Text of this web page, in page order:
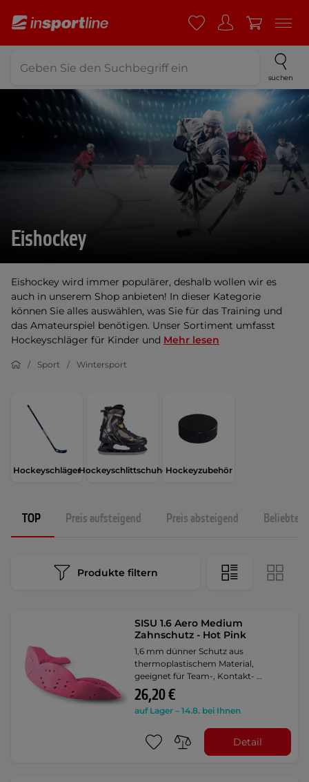
suchen
Eishockey
Eishockey wird immer populärer, deshalb wollen wir es
auch in unserem Shop anbieten! In dieser Kategorie
können Sie alles auswählen, was Sie für das Training und
das Amateurspiel benötigen. Unser Sortiment umfasst
Hockeyschläger für Kinder und Mehr lesen
Sport Wintersport
HockeyschlägerHockeyschlittschuheHockeyzubehör
TOP Preis aufsteigend Preis absteigend
Produkte filtern
SISU 1.6 Aero Medium
Zahnschutz - Hot Pink
1,6 mm dünner Schutz aus
thermoplastischem Material,
geeignet für Team-, Kontakt- …
26,20 €
auf Lager – 14.8. bei Ihnen
Detail